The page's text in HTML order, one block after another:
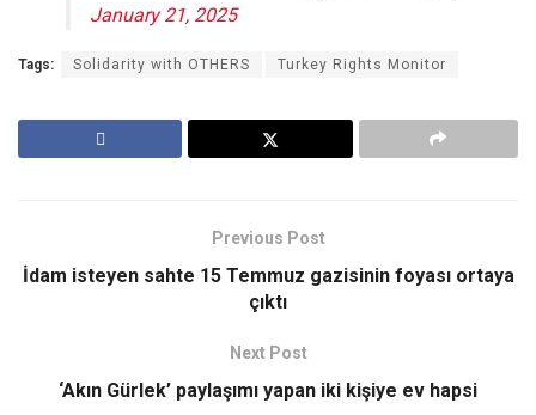
January 21, 2025
Tags: Solidarity with OTHERS Turkey Rights Monitor
Previous Post
İdam isteyen sahte 15 Temmuz gazisinin foyası ortaya
çıktı
Next Post
‘Akın Gürlek’ paylaşımı yapan iki kişiye ev hapsi